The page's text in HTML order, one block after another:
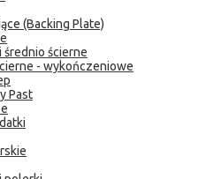
(Backing Plate)
średnio ścierne
- wykończeniowe
Past